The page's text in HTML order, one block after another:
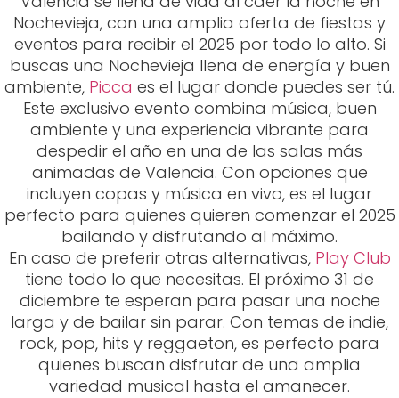
Nochevieja, con una amplia oferta de fiestas y
eventos para recibir el 2025 por todo lo alto. Si
buscas una Nochevieja llena de energía y buen
ambiente, Picca es el lugar donde puedes ser tú.
Este exclusivo evento combina música, buen
ambiente y una experiencia vibrante para
despedir el año en una de las salas más
animadas de Valencia. Con opciones que
incluyen copas y música en vivo, es el lugar
perfecto para quienes quieren comenzar el 2025
bailando y disfrutando al máximo.
En caso de preferir otras alternativas, Play Club
tiene todo lo que necesitas. El próximo 31 de
diciembre te esperan para pasar una noche
larga y de bailar sin parar. Con temas de indie,
rock, pop, hits y reggaeton, es perfecto para
quienes buscan disfrutar de una amplia
variedad musical hasta el amanecer.